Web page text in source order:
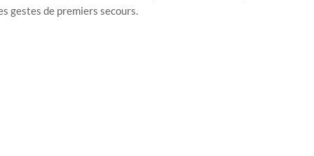
gestes de premiers secours.